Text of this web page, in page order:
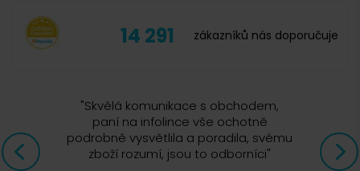
14 291 zákazníků nás doporučuje
"Skvělá komunikace s obchodem,
paní na infolince vše ochotně
podrobně vysvětlila a poradila, svému
zboží rozumí, jsou to odborníci"